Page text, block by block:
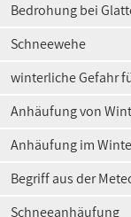
Bedrohung bei
Schneewehe
winterliche Gefahr
Anhäufung von
Anhäufung im
Begriff aus der
Schneeanhäufung